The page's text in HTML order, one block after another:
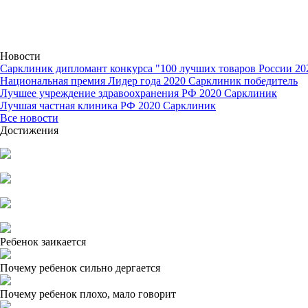
Новости
Сарклиник дипломант конкурса "100 лучших товаров России
Национальная премия Лидер года 2020 Сарклиник победитель
Лучшее учреждение здравоохранения РФ 2020 Сарклиник
Лучшая частная клиника РФ 2020 Сарклиник
Все новости
Достижения
Ребенок заикается
Почему ребенок сильно дергается
Почему ребенок плохо, мало говорит